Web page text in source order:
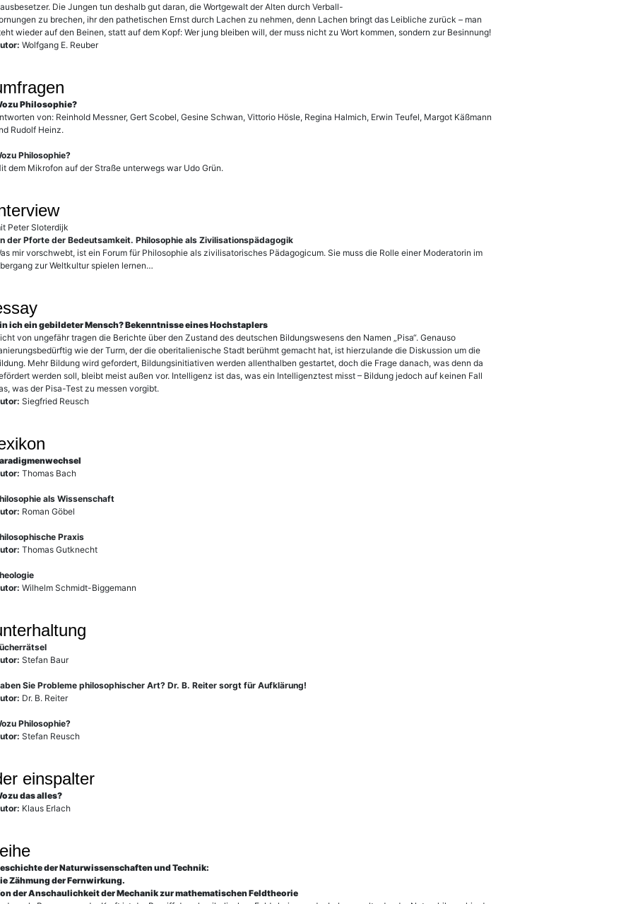
Die Jungen tun deshalb gut daran, die Wortgewalt der Alten durch Verball-
zu brechen, ihr den pathetischen Ernst durch Lachen zu nehmen, denn Lachen bringt das Leibliche zurück – man
wieder auf den Beinen, statt auf dem Kopf: Wer jung bleiben will, der muss nicht zu Wort kommen, sondern zur Besinnung!
Wolfgang E. Reuber
Philosophie?
von: Reinhold Messner, Gert Scobel, Gesine Schwan, Vittorio Hösle, Regina Halmich, Erwin Teufel, Margot Käßmann
Rudolf Heinz.
Philosophie?
dem Mikrofon auf der Straße unterwegs war Udo Grün.
Peter Sloterdijk
der Pforte der Bedeutsamkeit. Philosophie als Zivilisationspädagogik
mir vorschwebt, ist ein Forum für Philosophie als zivilisatorisches Pädagogicum. Sie muss die Rolle einer Moderatorin im
zur Weltkultur spielen lernen…
ich ein gebildeter Mensch? Bekenntnisse eines Hochstaplers
von ungefähr tragen die Berichte über den Zustand des deutschen Bildungswesens den Namen „Pisa“. Genauso
wie der Turm, der die oberitalienische Stadt berühmt gemacht hat, ist hierzulande die Diskussion um die
Mehr Bildung wird gefordert, Bildungsinitiativen werden allenthalben gestartet, doch die Frage danach, was denn da
werden soll, bleibt meist außen vor. Intelligenz ist das, was ein Intelligenztest misst – Bildung jedoch auf keinen Fall
was der Pisa-Test zu messen vorgibt.
Siegfried Reusch
Thomas Bach
als Wissenschaft
Roman Göbel
Praxis
Thomas Gutknecht
Wilhelm Schmidt-Biggemann
Stefan Baur
Sie Probleme philosophischer Art? Dr. B. Reiter sorgt für Aufklärung!
Dr. B. Reiter
Philosophie?
Stefan Reusch
einspalter
das alles?
Klaus Erlach
der Naturwissenschaften und Technik:
Zähmung der Fernwirkung.
der Anschaulichkeit der Mechanik zur mathematischen Feldtheorie